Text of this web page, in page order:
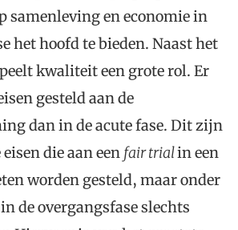
samenleving en economie in
het hoofd te bieden. Naast het
kwaliteit een grote rol. Er
gesteld aan de
dan in de acute fase. Dit zijn
die aan een fair trialin een
worden gesteld, maar onder
de overgangsfase slechts